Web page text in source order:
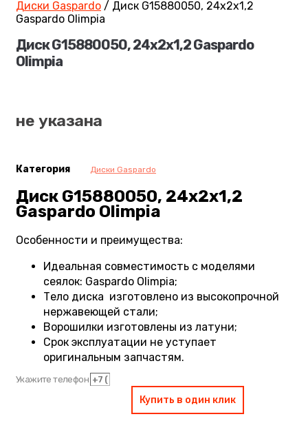
Диски Gaspardo / Диск G15880050, 24х2х1,2
Gaspardo Olimpia
Диск G15880050, 24х2х1,2 Gaspardo
Olimpia
не указана
Категория Диски Gaspardo
Диск G15880050, 24х2х1,2
Gaspardo Olimpia
Особенности и преимущества:
Идеальная совместимость с моделями
сеялок: Gaspardo Olimpia;
Тело диска изготовлено из высокопрочной
нержавеющей стали;
Ворошилки изготовлены из латуни;
Срок эксплуатации не уступает
оригинальным запчастям.
Укажите телефон
Купить в один клик